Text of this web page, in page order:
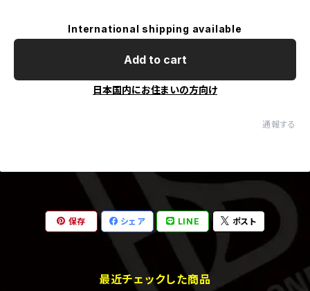
International shipping available
Add to cart
日本国内にお住まいの方向け
通報する
保存 シェア LINE ポスト
最近チェックした商品